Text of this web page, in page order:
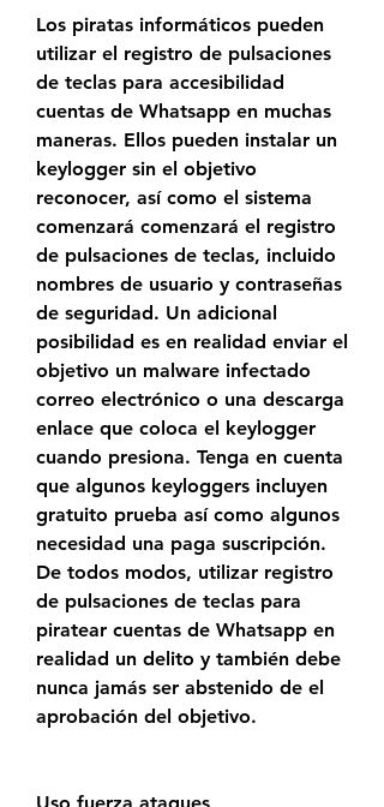
Los piratas informáticos pueden
utilizar el registro de pulsaciones
de teclas para accesibilidad
cuentas de Whatsapp en muchas
maneras. Ellos pueden instalar un
keylogger sin el objetivo
reconocer, así como el sistema
comenzará comenzará el registro
de pulsaciones de teclas, incluido
nombres de usuario y contraseñas
de seguridad. Un adicional
posibilidad es en realidad enviar el
objetivo un malware infectado
correo electrónico o una descarga
enlace que coloca el keylogger
cuando presiona. Tenga en cuenta
que algunos keyloggers incluyen
gratuito prueba así como algunos
necesidad una paga suscripción.
De todos modos, utilizar registro
de pulsaciones de teclas para
piratear cuentas de Whatsapp en
realidad un delito y también debe
nunca jamás ser abstenido de el
aprobación del objetivo.